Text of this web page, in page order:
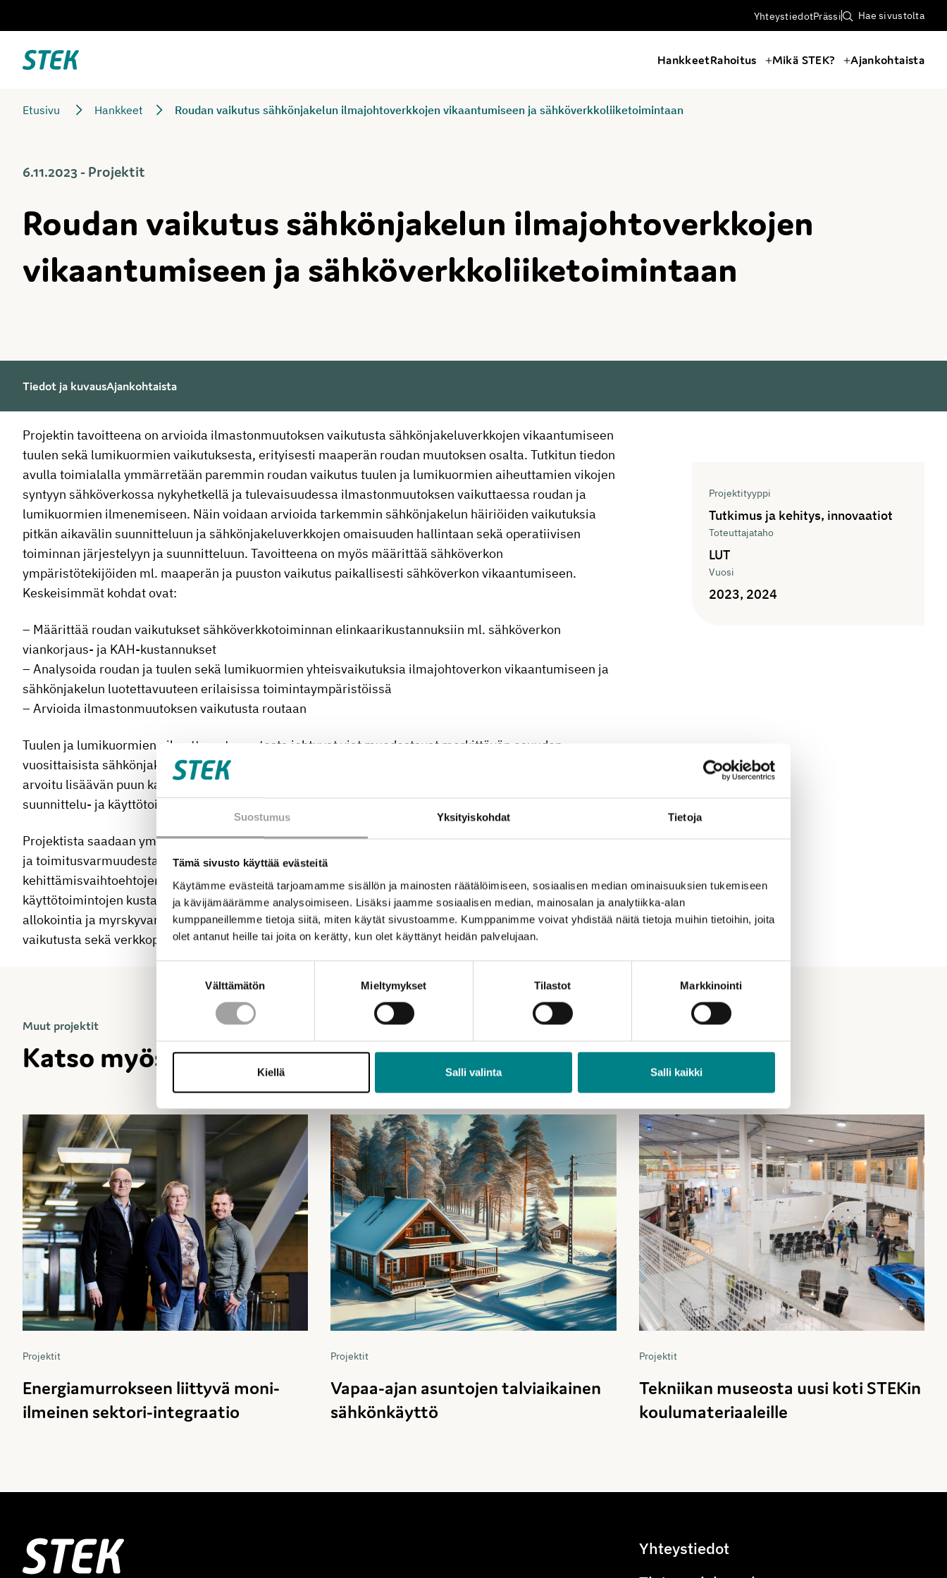
Suostumus Yksityiskohdat Tietoja
Tämä sivusto käyttää evästeitä
Käytämme evästeitä tarjoamamme sisällön ja mainosten räätälöimiseen, sosiaalisen median ominaisuuksien tukemiseen
ja kävijämäärämme analysoimiseen. Lisäksi jaamme sosiaalisen median, mainosalan ja analytiikka-alan
kumppaneillemme tietoja siitä, miten käytät sivustoamme. Kumppanimme voivat yhdistää näitä tietoja muihin tietoihin, joita
olet antanut heille tai joita on kerätty, kun olet käyttänyt heidän palvelujaan.
Välttämätön Mieltymykset Tilastot Markkinointi
Kiellä Salli valinta Salli kaikki
suoraan
sisältöön
YhteystiedotPrässi Hae sivustolta
Stek HankkeetRahoitus Mikä STEK? Ajankohtaista
Etusivu Hankkeet Roudan vaikutus sähkönjakelun ilmajohtoverkkojen vikaantumiseen ja sähköverkkoliiketoimintaan
6.11.2023 - Projektit
Roudan vaikutus sähkönjakelun ilmajohtoverkkojen
vikaantumiseen ja sähköverkkoliiketoimintaan
Tiedot ja kuvausAjankohtaista
Projektin tavoitteena on arvioida ilmastonmuutoksen vaikutusta sähkönjakeluverkkojen vikaantumiseen
tuulen sekä lumikuormien vaikutuksesta, erityisesti maaperän roudan muutoksen osalta. Tutkitun tiedon
avulla toimialalla ymmärretään paremmin roudan vaikutus tuulen ja lumikuormien aiheuttamien vikojen
syntyyn sähköverkossa nykyhetkellä ja tulevaisuudessa ilmastonmuutoksen vaikuttaessa roudan ja
lumikuormien ilmenemiseen. Näin voidaan arvioida tarkemmin sähkönjakelun häiriöiden vaikutuksia
pitkän aikavälin suunnitteluun ja sähkönjakeluverkkojen omaisuuden hallintaan sekä operatiivisen
toiminnan järjestelyyn ja suunnitteluun. Tavoitteena on myös määrittää sähköverkon
ympäristötekijöiden ml. maaperän ja puuston vaikutus paikallisesti sähköverkon vikaantumiseen.
Keskeisimmät kohdat ovat:
– Määrittää roudan vaikutukset sähköverkkotoiminnan elinkaarikustannuksiin ml. sähköverkon
viankorjaus- ja KAH-kustannukset
– Analysoida roudan ja tuulen sekä lumikuormien yhteisvaikutuksia ilmajohtoverkon vikaantumiseen ja
sähkönjakelun luotettavuuteen erilaisissa toimintaympäristöissä
– Arvioida ilmastonmuutoksen vaikutusta routaan
Tuulen ja lumikuormien aiheuttamat puustosta johtuvat viat muodostavat merkittävän osuuden
vuosittaisista sähkönjakeluverkon keskeytyksistä. Ilmastonmuutoksen myötä roudan vähenemisen on
arvoitu lisäävän puun kaatumisriskiä johtaen merkittäviin kustannuksiin yhteiskunnalle, jos sitä ei oteta
suunnittelu- ja käyttötoiminnassa huomioon.
Projektista saadaan ymmärrystä ja tuloksia mm. julkiseen keskusteluun sähkönjakelun luotettavuudesta
ja toimitusvarmuudesta sekä tutkittua tietoa sähkönjakeluverkon pitkän aikavälin
kehittämisvaihtoehtojen vaikutuksista. Projektin tulosten avulla pitkän aikavälin suunnittelu ja
käyttötoimintojen kustannustehokkuutta voidaan lisätä mm. tehostamalla viankorjausresurssien
allokointia ja myrskyvarmuusinvestointien priorisointia. Projektista saaduilla tuloksilla on siten
vaikutusta sekä verkkopalvelumaksuihin että asiakkaiden kokemien keskeytyksien määrään ja kestoon.
Tiedot
Projektityyppi
Tutkimus ja kehitys, innovaatiot
Toteuttajataho
LUT
Vuosi
2023, 2024
Muut projektit
Katso myös
Projektit
Energiamurrokseen liittyvä moni-
ilmeinen sektori-integraatio
Projektit
Vapaa-ajan asuntojen talviaikainen
sähkönkäyttö
Projektit
Tekniikan museosta uusi koti STEKin
koulumateriaaleille
Stek
Yhteystiedot